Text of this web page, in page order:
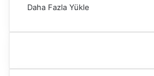
Daha Fazla Yükle